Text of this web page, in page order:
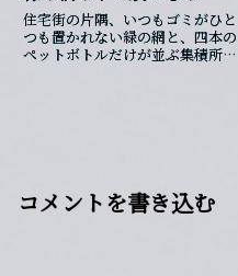
住宅街の片隅、いつもゴミがひと
つも置かれない緑の網と、四本の
ペットボトルだけが並ぶ集積所が
コメントを書き込む